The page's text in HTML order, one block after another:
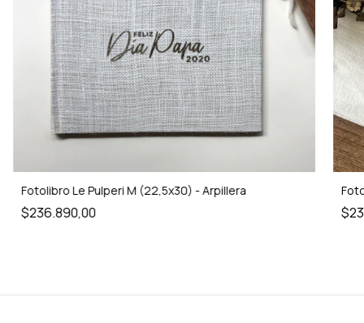
Fotolibro Le Pulperi M (22,5x30) - Arpillera
$236.890,00